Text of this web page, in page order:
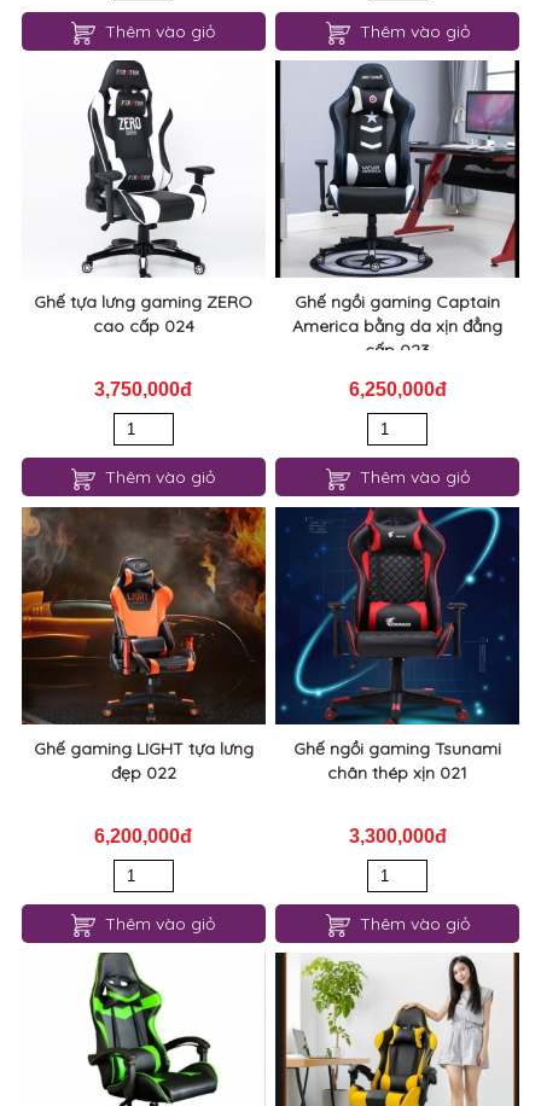
Thêm vào giỏ Thêm vào giỏ
Ghế tựa lưng gaming ZERO
cao cấp 024
3,750,000đ
Thêm vào giỏ
Ghế ngồi gaming Captain
America bằng da xịn đẳng
cấp 023
6,250,000đ
Thêm vào giỏ
Ghế gaming LIGHT tựa lưng
đẹp 022
6,200,000đ
Thêm vào giỏ
Ghế ngồi gaming Tsunami
chân thép xịn 021
3,300,000đ
Thêm vào giỏ